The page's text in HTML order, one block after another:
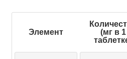
Элемент
(мг в 1